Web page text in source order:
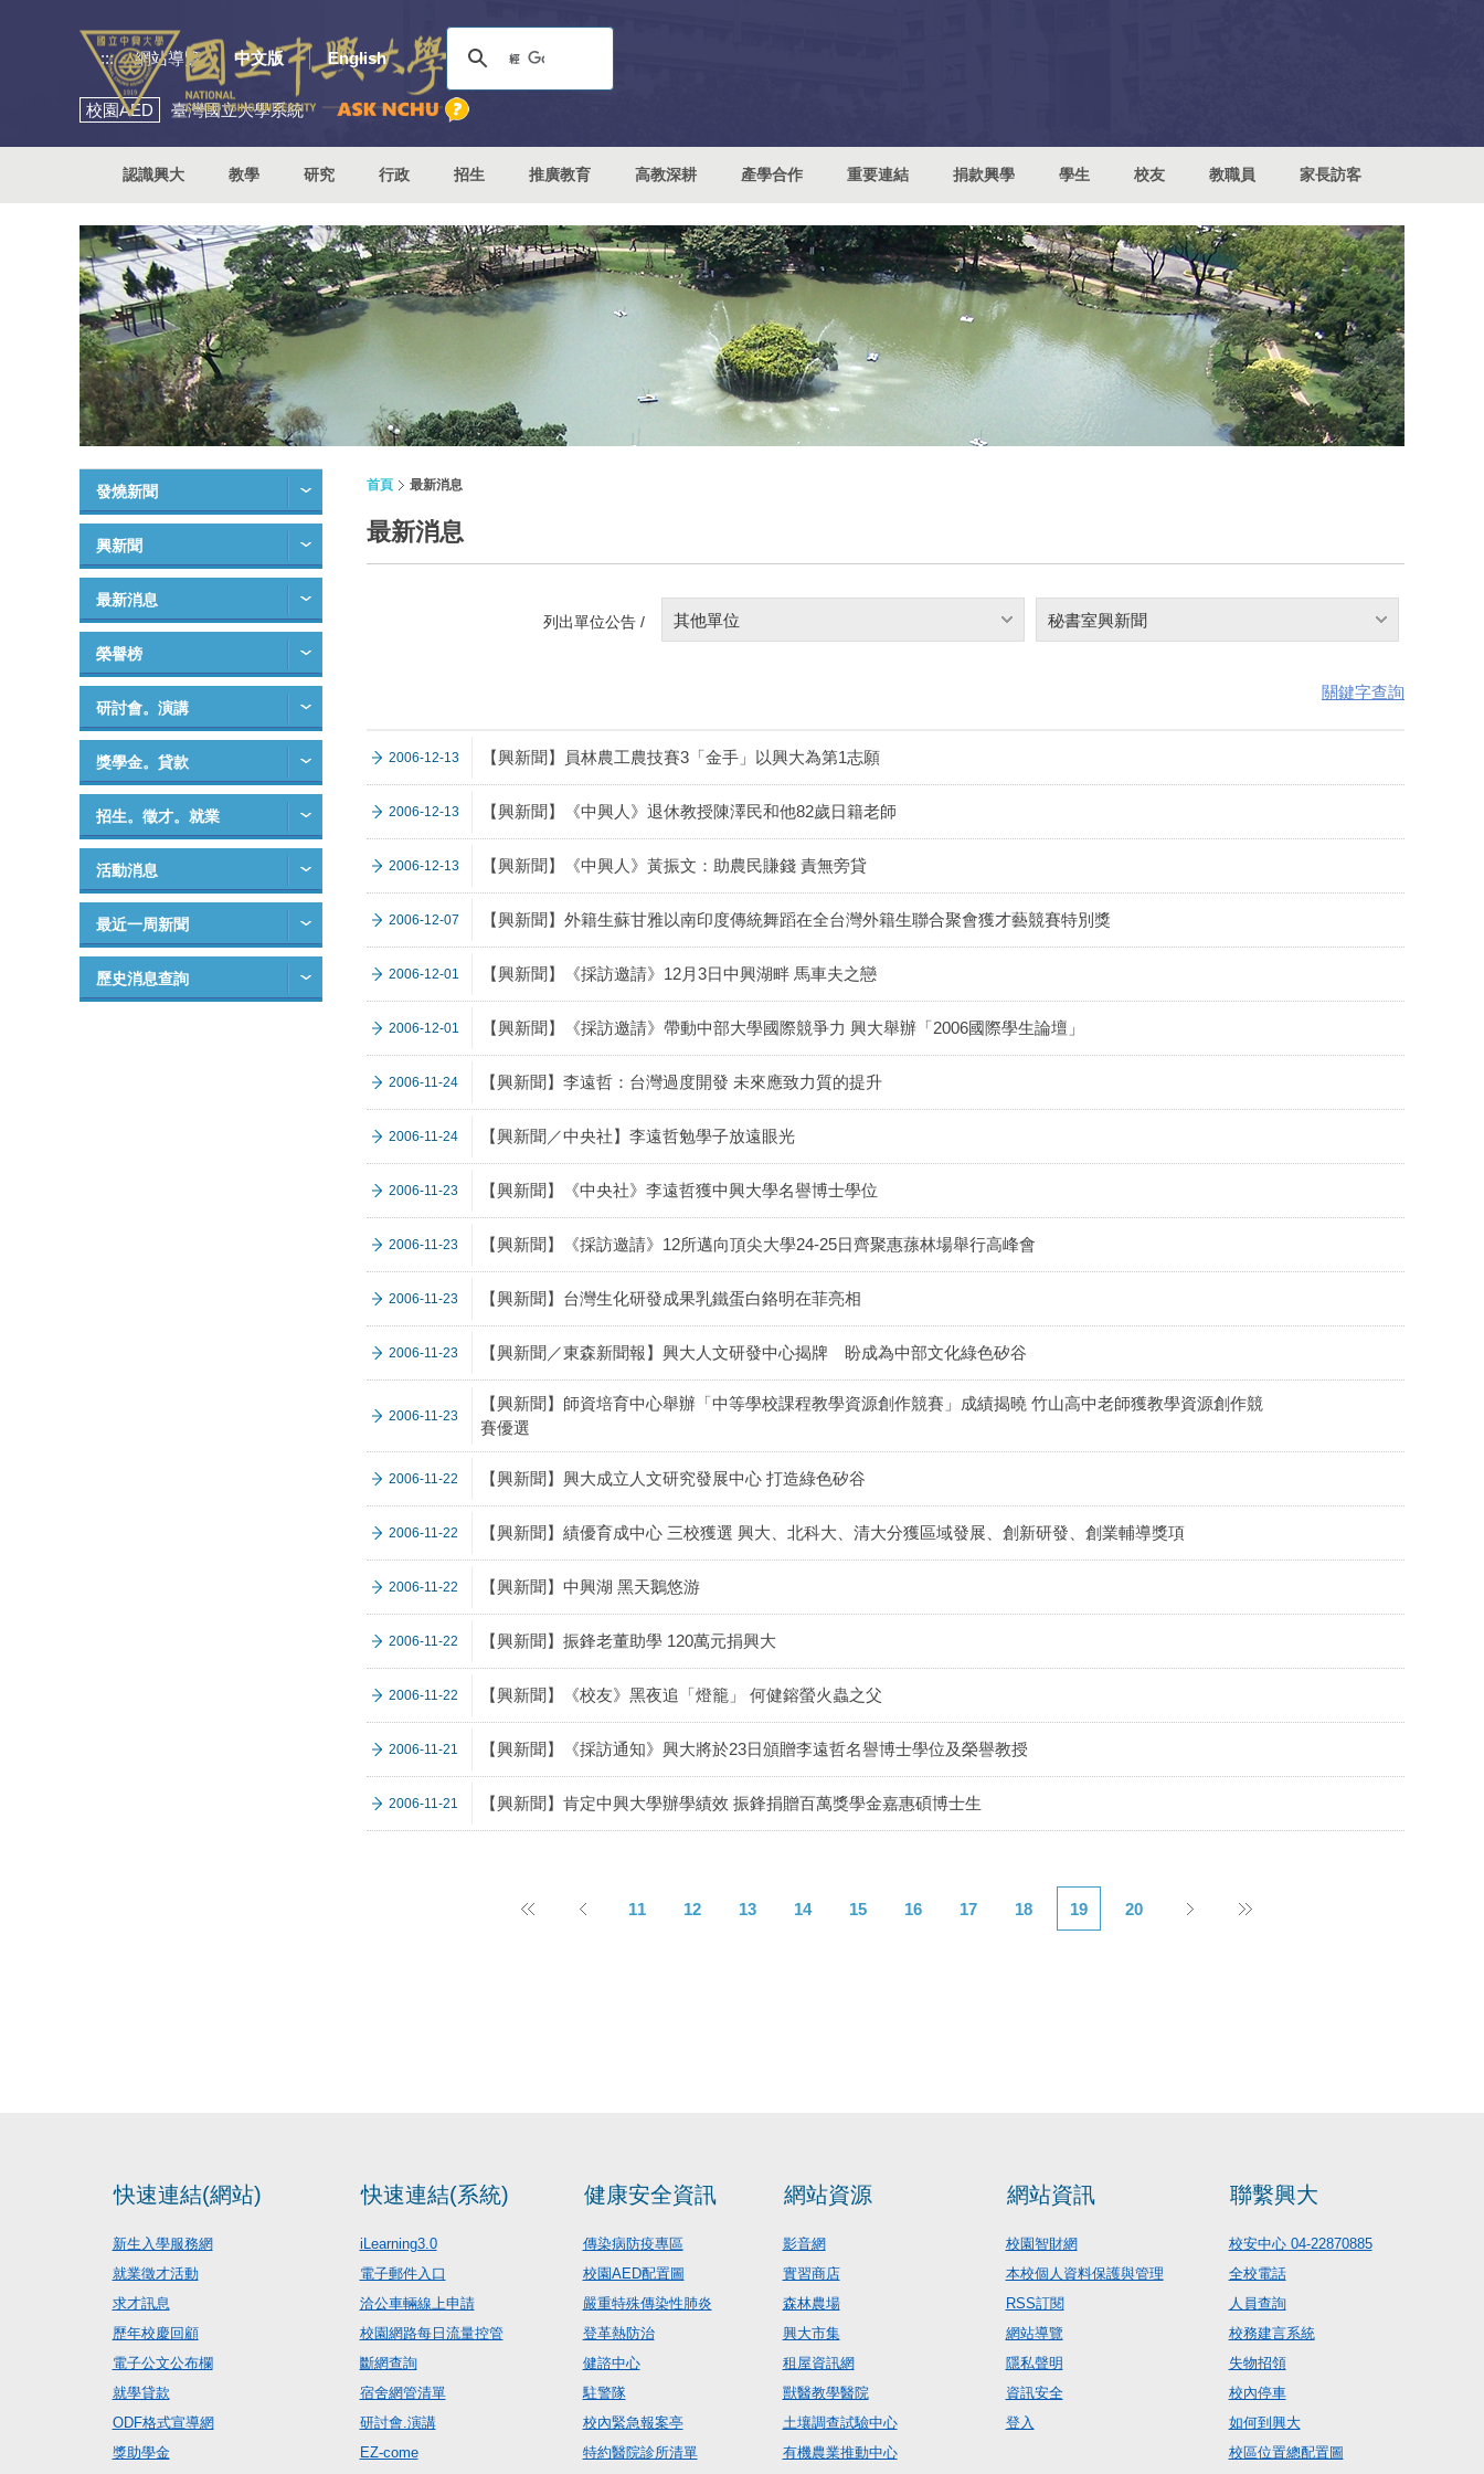
::: 網站導覽 中文版 English
校園AED 臺灣國立大學系統
認識興大 教學 研究 行政 招生 推廣教育 高教深耕 產學合作 重要連結 捐款興學 學生 校友 教職員 家長訪客
發燒新聞
興新聞
最新消息
榮譽榜
研討會。演講
獎學金。貸款
招生。徵才。就業
活動消息
最近一周新聞
歷史消息查詢
首頁 最新消息
最新消息
列出單位公告 / 其他單位 秘書室興新聞
關鍵字查詢
2006-12-13 【興新聞】員林農工農技賽3「金手」以興大為第1志願
2006-12-13 【興新聞】《中興人》退休教授陳澤民和他82歲日籍老師
2006-12-13 【興新聞】《中興人》黃振文：助農民賺錢 責無旁貸
2006-12-07 【興新聞】外籍生蘇甘雅以南印度傳統舞蹈在全台灣外籍生聯合聚會獲才藝競賽特別獎
2006-12-01 【興新聞】《採訪邀請》12月3日中興湖畔 馬車夫之戀
2006-12-01 【興新聞】《採訪邀請》帶動中部大學國際競爭力 興大舉辦「2006國際學生論壇」
2006-11-24 【興新聞】李遠哲：台灣過度開發 未來應致力質的提升
2006-11-24 【興新聞／中央社】李遠哲勉學子放遠眼光
2006-11-23 【興新聞】《中央社》李遠哲獲中興大學名譽博士學位
2006-11-23 【興新聞】《採訪邀請》12所邁向頂尖大學24-25日齊聚惠蓀林場舉行高峰會
2006-11-23 【興新聞】台灣生化研發成果乳鐵蛋白鉻明在菲亮相
2006-11-23 【興新聞／東森新聞報】興大人文研發中心揭牌 盼成為中部文化綠色矽谷
2006-11-23
【興新聞】師資培育中心舉辦「中等學校課程教學資源創作競賽」成績揭曉 竹山高中老師獲教學資源創作競
賽優選
2006-11-22 【興新聞】興大成立人文研究發展中心 打造綠色矽谷
2006-11-22 【興新聞】績優育成中心 三校獲選 興大、北科大、清大分獲區域發展、創新研發、創業輔導獎項
2006-11-22 【興新聞】中興湖 黑天鵝悠游
2006-11-22 【興新聞】振鋒老董助學 120萬元捐興大
2006-11-22 【興新聞】《校友》黑夜追「燈籠」 何健鎔螢火蟲之父
2006-11-21 【興新聞】《採訪通知》興大將於23日頒贈李遠哲名譽博士學位及榮譽教授
2006-11-21 【興新聞】肯定中興大學辦學績效 振鋒捐贈百萬獎學金嘉惠碩博士生
11 12 13 14 15 16 17 18 19 20
快速連結(網站)
新生入學服務網
就業徵才活動
求才訊息
歷年校慶回顧
電子公文公布欄
就學貸款
ODF格式宣導網
獎助學金
快速連結(系統)
iLearning3.0
電子郵件入口
洽公車輛線上申請
校園網路每日流量控管
斷網查詢
宿舍網管清單
研討會.演講
EZ-come
健康安全資訊
傳染病防疫專區
校園AED配置圖
嚴重特殊傳染性肺炎
登革熱防治
健諮中心
駐警隊
校內緊急報案亭
特約醫院診所清單
網站資源
影音網
實習商店
森林農場
興大市集
租屋資訊網
獸醫教學醫院
土壤調查試驗中心
有機農業推動中心
網站資訊
校園智財網
本校個人資料保護與管理
RSS訂閱
網站導覽
隱私聲明
資訊安全
登入
聯繫興大
校安中心 04-22870885
全校電話
人員查詢
校務建言系統
失物招領
校內停車
如何到興大
校區位置總配置圖